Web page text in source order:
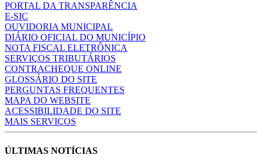
PORTAL DA TRANSPARÊNCIA
E-SIC
OUVIDORIA MUNICIPAL
DIÁRIO OFICIAL DO MUNICÍPIO
NOTA FISCAL ELETRÔNICA
SERVIÇOS TRIBUTÁRIOS
CONTRACHEQUE ONLINE
GLOSSÁRIO DO SITE
PERGUNTAS FREQUENTES
MAPA DO WEBSITE
ACESSIBILIDADE DO SITE
MAIS SERVIÇOS
ÚLTIMAS NOTÍCIAS